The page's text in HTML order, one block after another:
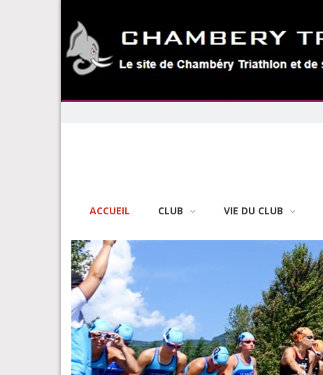
content
ACCUEIL CLUB VIE DU CLUB